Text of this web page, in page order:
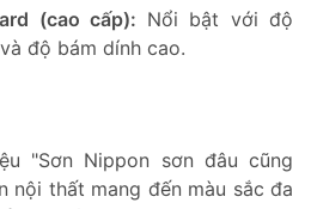
(cao cấp): Nổi bật với độ
độ bám dính cao.
"Sơn Nippon sơn đâu cũng
nội thất mang đến màu sắc đa